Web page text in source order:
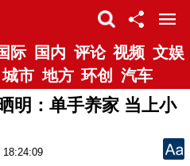
际 国内 评论 视频 文娱
城市 地方 环创 汽车
明：单手养家 当上小
18:24:09